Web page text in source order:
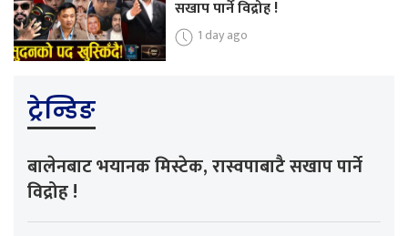
सखाप पार्ने विद्रोह !
1 day ago
ट्रेन्डिङ
बालेनबाट भयानक मिस्टेक, रास्वपाबाटै सखाप पार्ने
विद्रोह !